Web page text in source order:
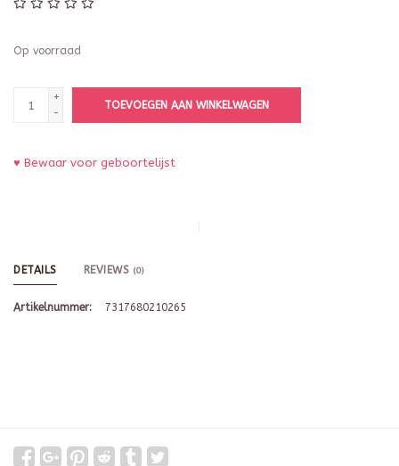
Op voorraad
+
-
TOEVOEGEN AAN WINKELWAGEN
♥ Bewaar voor geboortelijst
DETAILS REVIEWS (0)
Artikelnummer: 7317680210265